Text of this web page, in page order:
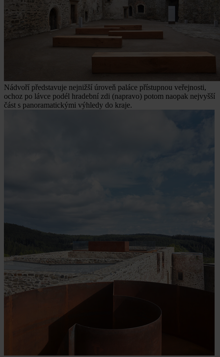
Nádvoří představuje nejnižší úroveň paláce přístupnou veřejnosti,
ochoz po lávce podél hradební zdi (napravo) potom naopak nejvyšší
část s panoramatickými výhledy do kraje.